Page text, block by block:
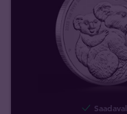
Saadaval